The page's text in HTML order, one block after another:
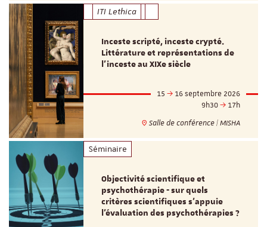
ITI Lethica
Inceste scripté, inceste crypté.
Littérature et représentations de
l’inceste au XIXe siècle
15
16 septembre 2026
9h30
17h
Salle de conférence | MISHA
Séminaire
Objectivité scientifique et
psychothérapie - sur quels
critères scientifiques s'appuie
l'évaluation des psychothérapies ?